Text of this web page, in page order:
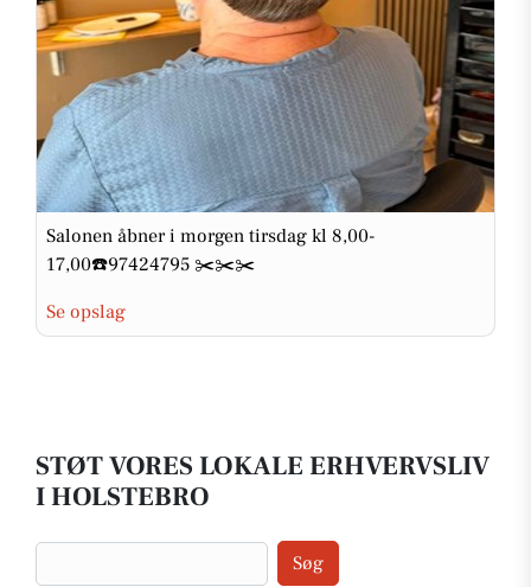
Salonen åbner i morgen tirsdag kl 8,00-
17,00☎️97424795 ✂️✂️✂️
Se opslag
STØT VORES LOKALE ERHVERVSLIV
I HOLSTEBRO
Søg